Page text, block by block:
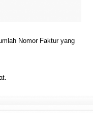
Nomor Faktur yang